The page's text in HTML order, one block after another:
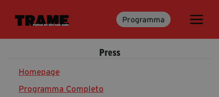
Programma
Trame.15
Libri
Press
Homepage
Programma Completo